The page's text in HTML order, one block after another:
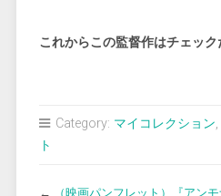
これからこの監督作はチェック
Category: マイコレクション,
ト
←
（映画パンフレット）『アン